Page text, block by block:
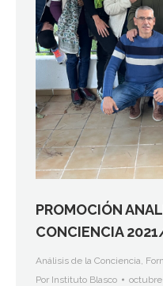
PROMOCIÓN
CONCIENCIA
Análisis de la Conciencia,
Por Instituto Blasco